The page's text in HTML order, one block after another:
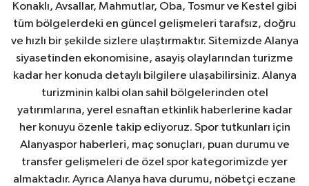
Konaklı, Avsallar, Mahmutlar, Oba, Tosmur ve Kestel gibi
tüm bölgelerdeki en güncel gelişmeleri tarafsız, doğru
ve hızlı bir şekilde sizlere ulaştırmaktır. Sitemizde Alanya
siyasetinden ekonomisine, asayiş olaylarından turizme
kadar her konuda detaylı bilgilere ulaşabilirsiniz. Alanya
turizminin kalbi olan sahil bölgelerinden otel
yatırımlarına, yerel esnaftan etkinlik haberlerine kadar
her konuyu özenle takip ediyoruz. Spor tutkunları için
Alanyaspor haberleri, maç sonuçları, puan durumu ve
transfer gelişmeleri de özel spor kategorimizde yer
almaktadır. Ayrıca Alanya hava durumu, nöbetçi eczane